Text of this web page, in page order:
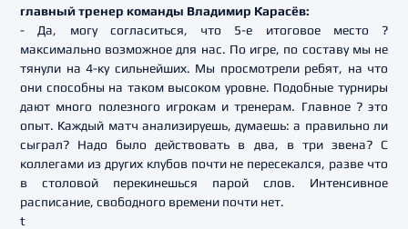
главный тренер команды Владимир Карасёв:
- Да, могу согласиться, что 5-е итоговое место ?
максимально возможное для нас. По игре, по составу мы не
тянули на 4-ку сильнейших. Мы просмотрели ребят, на что
они способны на таком высоком уровне. Подобные турниры
дают много полезного игрокам и тренерам. Главное ? это
опыт. Каждый матч анализируешь, думаешь: а правильно ли
сыграл? Надо было действовать в два, в три звена? С
коллегами из других клубов почти не пересекался, разве что
в столовой перекинешься парой слов. Интенсивное
расписание, свободного времени почти нет.
t